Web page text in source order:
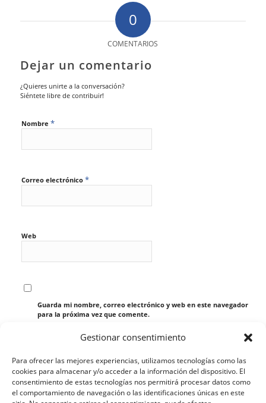
Gestionar consentimiento
Para ofrecer las mejores experiencias, utilizamos tecnologías como las
cookies para almacenar y/o acceder a la información del dispositivo. El
consentimiento de estas tecnologías nos permitirá procesar datos como
el comportamiento de navegación o las identificaciones únicas en este
0
COMENTARIOS
Dejar un comentario
¿Quieres unirte a la conversación?
Siéntete libre de contribuir!
Nombre *
Correo electrónico *
Web
Guarda mi nombre, correo electrónico y web en este navegador
para la próxima vez que comente.